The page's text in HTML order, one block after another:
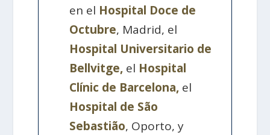
en el Hospital Doce de
Octubre, Madrid, el
Hospital Universitario de
Bellvitge, el Hospital
Clínic de Barcelona, el
Hospital de São
Sebastião, Oporto, y